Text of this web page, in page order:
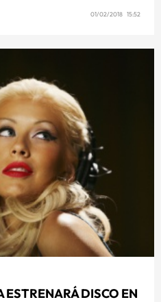
01/02/2018 15:52
ESTRENARÁ DISCO EN